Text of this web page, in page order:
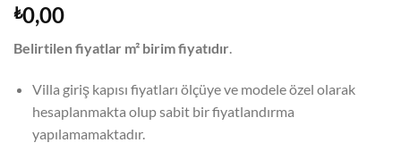
₺0,00
Belirtilen fiyatlar m² birim fiyatıdır.
Villa giriş kapısı fiyatları ölçüye ve modele özel olarak
hesaplanmakta olup sabit bir fiyatlandırma
yapılamamaktadır.